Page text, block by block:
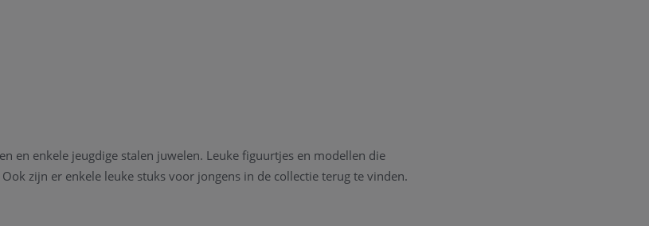
en enkele jeugdige stalen juwelen. Leuke figuurtjes en modellen die
zijn er enkele leuke stuks voor jongens in de collectie terug te vinden.